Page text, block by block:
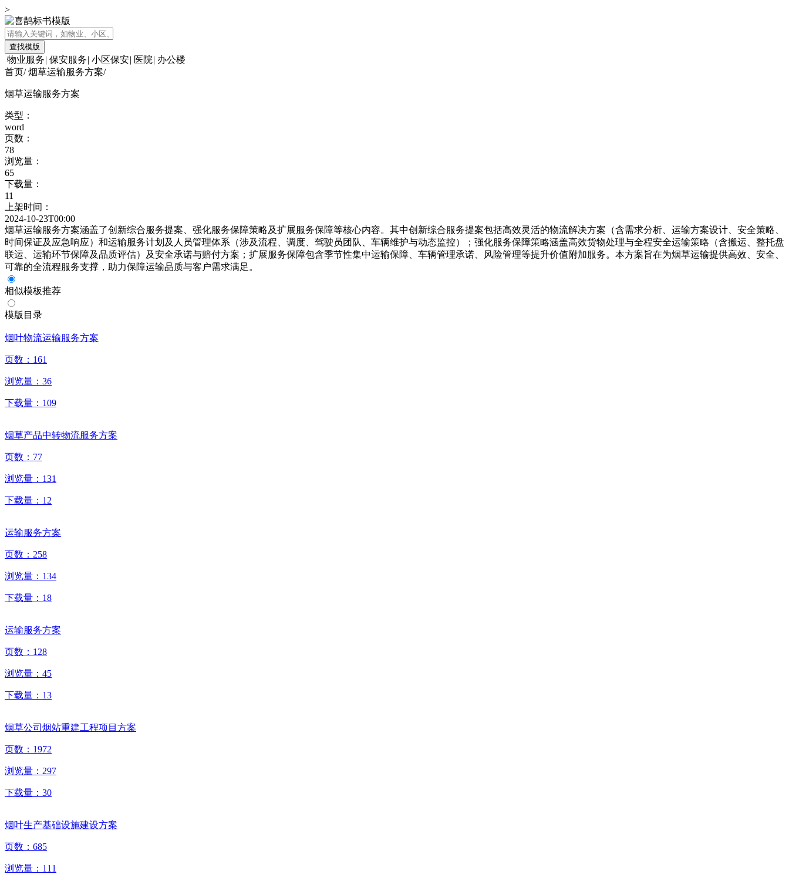
>
查找模版
物业服务| 保安服务| 小区保安| 医院| 办公楼
首页/ 烟草运输服务方案/
烟草运输服务方案
类型：
word
页数：
78
浏览量：
65
下载量：
11
上架时间：
2024-10-23T00:00
烟草运输服务方案涵盖了创新综合服务提案、强化服务保障策略及扩展服务保障等核心内容。其中创新综合服务提案包括高效灵活的物流解决方案（含需求分析、运输方案设计、安全策略、
时间保证及应急响应）和运输服务计划及人员管理体系（涉及流程、调度、驾驶员团队、车辆维护与动态监控）；强化服务保障策略涵盖高效货物处理与全程安全运输策略（含搬运、整托盘
联运、运输环节保障及品质评估）及安全承诺与赔付方案；扩展服务保障包含季节性集中运输保障、车辆管理承诺、风险管理等提升价值附加服务。本方案旨在为烟草运输提供高效、安全、
可靠的全流程服务支撑，助力保障运输品质与客户需求满足。
相似模板推荐
模版目录
烟叶物流运输服务方案
页数： 161
浏览量： 36
下载量： 109
烟草产品中转物流服务方案
页数： 77
浏览量： 131
下载量： 12
运输服务方案
页数： 258
浏览量： 134
下载量： 18
运输服务方案
页数： 128
浏览量： 45
下载量： 13
烟草公司烟站重建工程项目方案
页数： 1972
浏览量： 297
下载量： 30
烟叶生产基础设施建设方案
页数： 685
浏览量： 111